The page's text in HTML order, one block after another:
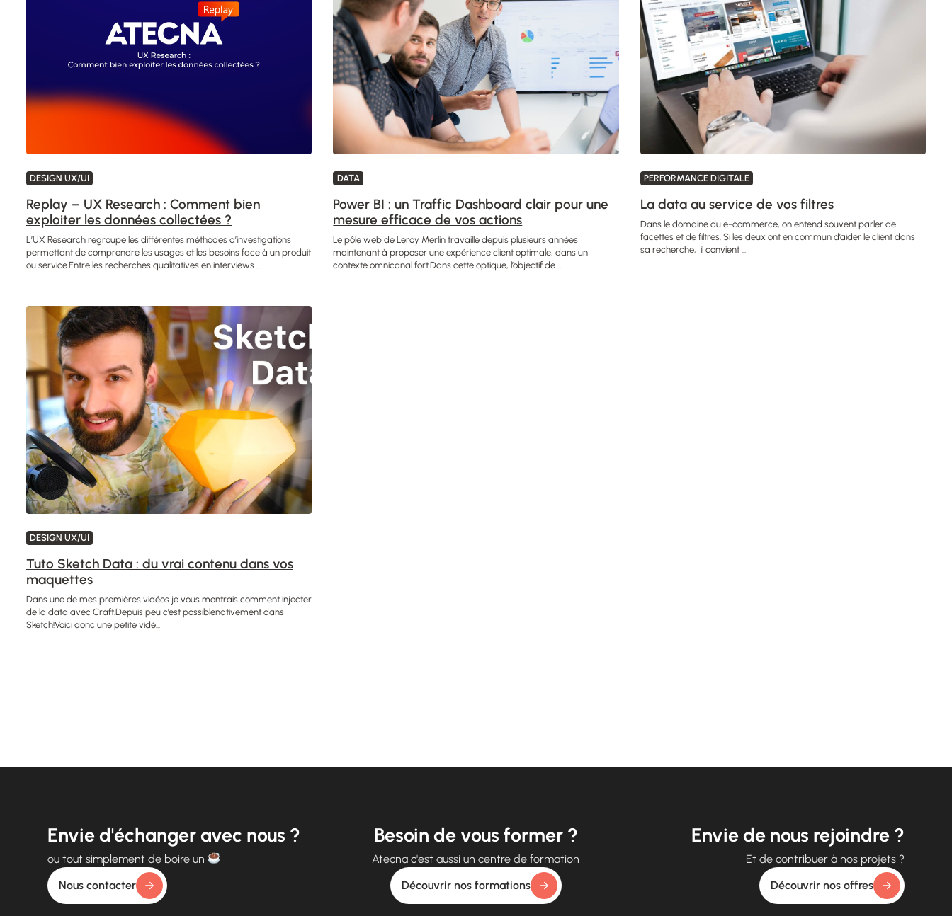
DESIGN UX/UI
Replay – UX Research : Comment bien
exploiter les données collectées ?
L’UX Research regroupe les différentes méthodes d’investigations
permettant de comprendre les usages et les besoins face à un produit
ou service.Entre les recherches qualitatives en interviews ...
DATA
Power BI : un Traffic Dashboard clair pour une
mesure efficace de vos actions
Le pôle web de Leroy Merlin travaille depuis plusieurs années
maintenant à proposer une expérience client optimale, dans un
contexte omnicanal fort.Dans cette optique, l’objectif de ...
PERFORMANCE DIGITALE
La data au service de vos filtres
Dans le domaine du e-commerce, on entend souvent parler de
facettes et de filtres. Si les deux ont en commun d’aider le client dans
sa recherche, il convient ...
DESIGN UX/UI
Tuto Sketch Data : du vrai contenu dans vos
maquettes
Dans une de mes premières vidéos je vous montrais comment injecter
de la data avec Craft.Depuis peu c’est possiblenativement dans
Sketch!Voici donc une petite vidé...
Envie d'échanger avec nous ?
ou tout simplement de boire un
Nous contacter
Besoin de vous former ?
Atecna c'est aussi un centre de formation
Découvrir nos formations
Envie de nous rejoindre ?
Et de contribuer à nos projets ?
Découvrir nos offres